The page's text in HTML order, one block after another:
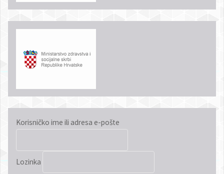
Korisničko ime ili adresa e-pošte
Lozinka